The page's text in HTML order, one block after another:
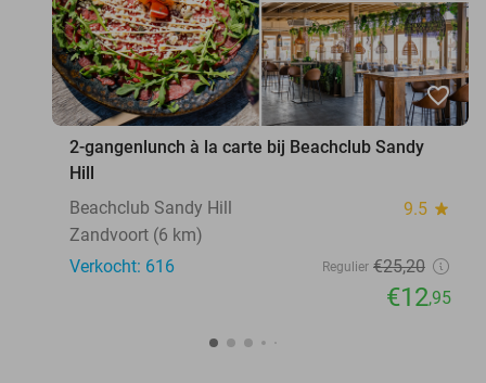
favorite_border
2-gangenlunch à la carte bij Beachclub Sandy
Hill
Beachclub Sandy Hill
9.5 star
Zandvoort (6 km)
Verkocht: 616
Regulier €25,20
€12,95